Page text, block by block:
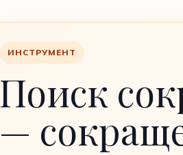
ИНСТРУМЕНТ
Поиск
—